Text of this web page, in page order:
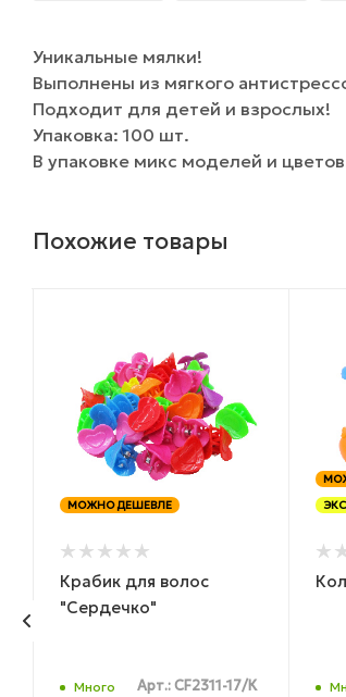
Уникальные мялки!
Выполнены из мягкого
Подходит для детей и взрослых!
Упаковка: 100 шт.
В упаковке микс моделей и
Похожие товары
МОЖНО ДЕШЕВЛЕ
Крабик для волос
"Сердечко"
Много Арт.: CF2311-17/К